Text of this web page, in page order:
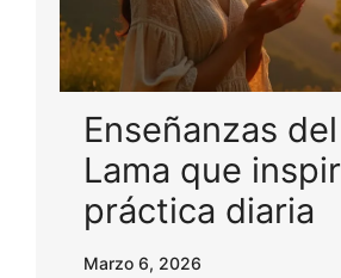
Enseñanzas
Lama que
práctica diaria
Marzo 6, 2026